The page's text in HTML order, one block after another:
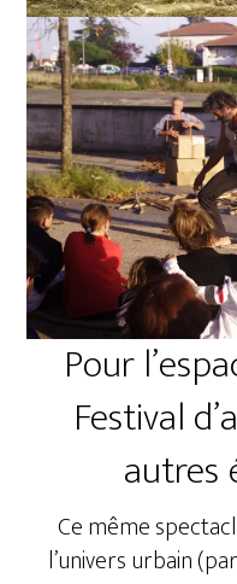
Pour
Festival
autres
Ce même
l’univers urbain